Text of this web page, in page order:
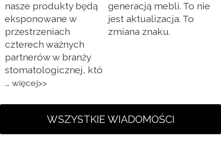
nasze produkty będą
eksponowane w
przestrzeniach
czterech ważnych
partnerów w branży
stomatologicznej, któ
... więcej>>
generacją mebli. To nie
jest aktualizacja. To
zmiana znaku.